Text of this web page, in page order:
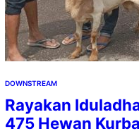
DOWNSTREAM
Rayakan
475 Hewan